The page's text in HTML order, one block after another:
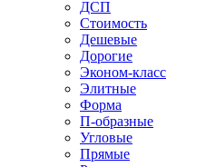
ДСП
Стоимость
Дешевые
Дорогие
Эконом-класс
Элитные
Форма
П-образные
Угловые
Прямые